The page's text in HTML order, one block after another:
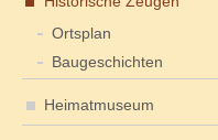
Ortsplan
Baugeschichten
Heimatmuseum